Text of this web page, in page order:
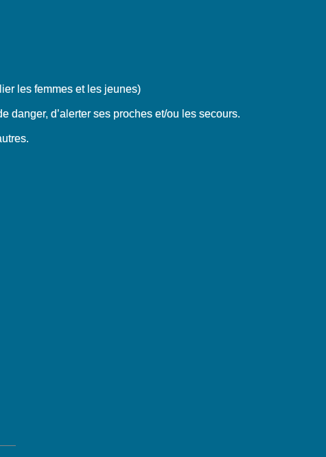
les femmes et les jeunes)
danger, d’alerter ses proches et/ou les secours.